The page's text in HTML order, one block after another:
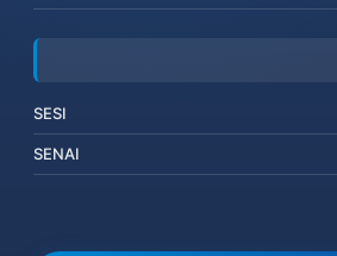
SESI
SENAI